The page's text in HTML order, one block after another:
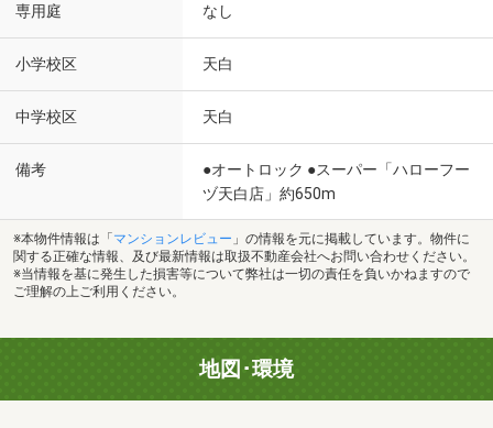
専用庭 なし
小学校区 天白
中学校区 天白
備考
●オートロック ●スーパー「ハローフー
ヅ天白店」約650m
※本物件情報は「 マンションレビュー 」の情報を元に掲載しています。物件に
関する正確な情報、及び最新情報は取扱不動産会社へお問い合わせください。
※当情報を基に発生した損害等について弊社は一切の責任を負いかねますので
ご理解の上ご利用ください。
地図･環境